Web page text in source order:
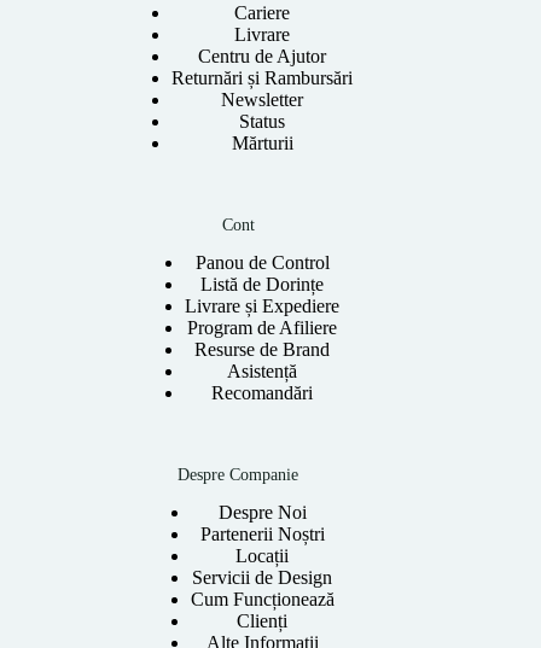
Cariere
Livrare
Centru de Ajutor
Returnări și Rambursări
Newsletter
Status
Mărturii
Cont
Panou de Control
Listă de Dorințe
Livrare și Expediere
Program de Afiliere
Resurse de Brand
Asistență
Recomandări
Despre Companie
Despre Noi
Partenerii Noștri
Locații
Servicii de Design
Cum Funcționează
Clienți
Alte Informații